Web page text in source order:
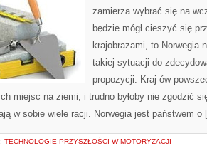
zamierza wybrać się na
będzie mógł cieszyć się
krajobrazami, to Norwegia
takiej sytuacji do
propozycji. Kraj ów
miejsc na ziemi, i trudno byłoby nie zgodzić
w sobie wiele racji. Norwegia jest państwem
TECHNOLOGIE PRZYSZŁOŚCI W MOTORYZACJI